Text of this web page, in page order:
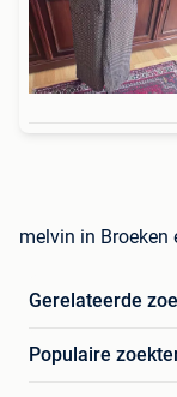
melvin in Broeken
Gerelateerde
Populaire